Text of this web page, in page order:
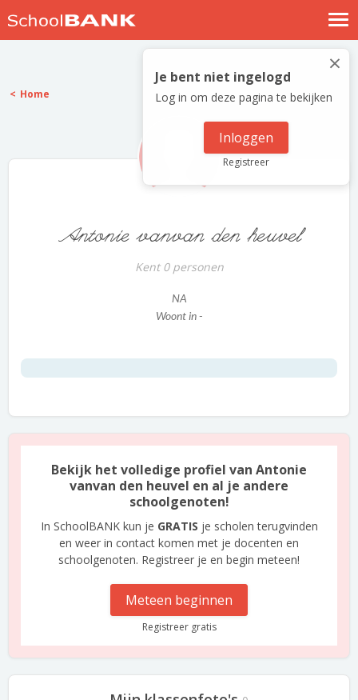
Nostalgische verhalen
Log in
Meld je gratis aan
×
Je bent niet ingelogd
Log in om deze pagina te bekijken
Inloggen
Registreer
Home
Antonie vanvan den heuvel
Kent 0 personen
NA
Woont in -
Bekijk het volledige profiel van Antonie
vanvan den heuvel en al je andere
schoolgenoten!
In SchoolBANK kun je GRATIS je scholen terugvinden
en weer in contact komen met je docenten en
schoolgenoten. Registreer je en begin meteen!
Meteen beginnen
Registreer gratis